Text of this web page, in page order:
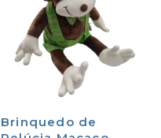
Brinquedo de